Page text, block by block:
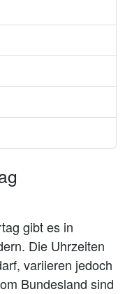
gibt es in
Die Uhrzeiten
variieren jedoch
Bundesland sind